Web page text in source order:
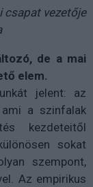
csapat vezetője
de a mai
elem.
jelent: az
ami a szinfalak
kezdeteitől
sokat
szempont,
Az empirikus